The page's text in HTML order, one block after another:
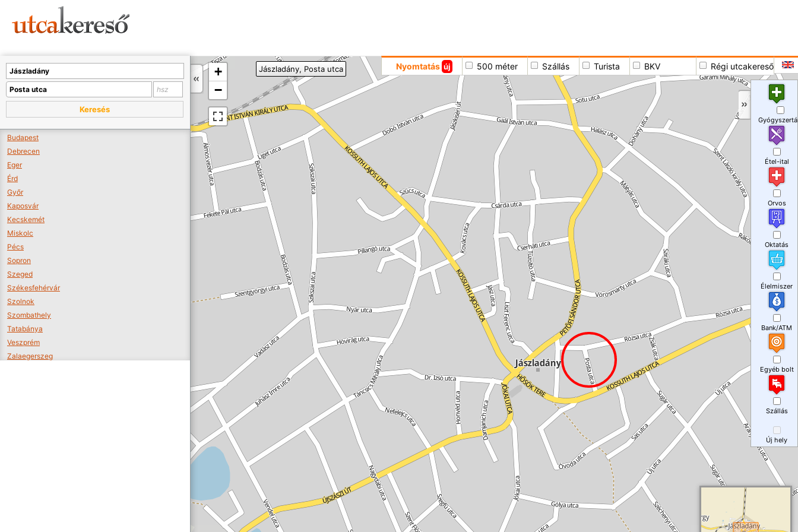
+
−
Nyomtatás új 500 méter Szállás Turista BKV Régi utcakereső
Jászladány, Posta utca
Keresés
Budapest
Debrecen
Eger
Érd
Győr
Kaposvár
Kecskemét
Miskolc
Pécs
Sopron
Szeged
Székesfehérvár
Szolnok
Szombathely
Tatabánya
Veszprém
Zalaegerszeg
Étel-ital
Orvos
Oktatás
Élelmiszer
Bank/ATM
Egyéb bolt
Szállás
Új hely
A térképet kicsinyíteni kell, hogy látszódjanak a boltok.
Boltok látszódjanak >>